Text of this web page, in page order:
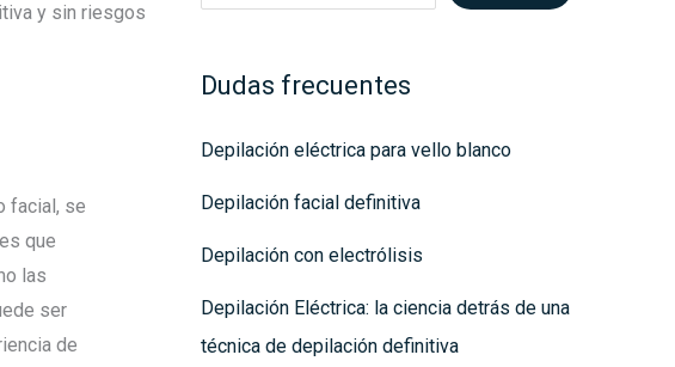
y sin riesgos
facial, se
que
las
ser
de
Dudas frecuentes
Depilación eléctrica para vello blanco
Depilación facial definitiva
Depilación con electrólisis
Depilación Eléctrica: la ciencia detrás de una
técnica de depilación definitiva